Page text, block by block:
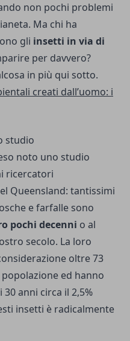
non pochi problemi
Ma chi ha
gli insetti in via di
per davvero?
in più qui sotto.
creati dall’uomo: i
studio
noto uno studio
ricercatori
Queensland: tantissimi
e farfalle sono
pochi decenni o al
secolo. La loro
oltre 73
ed hanno
anni circa il 2,5%
insetti è radicalmente